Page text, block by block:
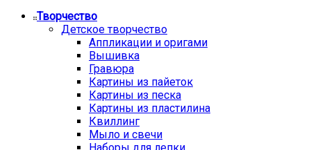
Творчество
Детское творчество
Аппликации и оригами
Вышивка
Гравюра
Картины из пайеток
Картины из песка
Картины из пластилина
Квиллинг
Мыло и свечи